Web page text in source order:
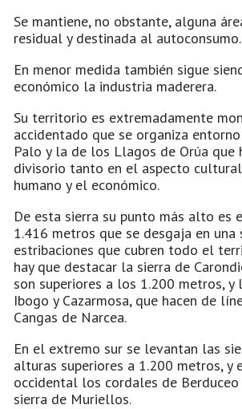
Se mantiene, no obstante, alguna
residual y destinada al autoconsumo.
En menor medida también sigue
económico la industria maderera.
Su territorio es extremadamente
accidentado que se organiza
Palo y la de los Llagos de Orúa que
divisorio tanto en el aspecto
humano y el económico.
De esta sierra su punto más alto es
1.416 metros que se desgaja en una
estribaciones que cubren todo el
hay que destacar la sierra de
son superiores a los 1.200 metros, y
Ibogo y Cazarmosa, que hacen de
Cangas de Narcea.
En el extremo sur se levantan las
alturas superiores a 1.200 metros, y
occidental los cordales de Berduceo
sierra de Muriellos.